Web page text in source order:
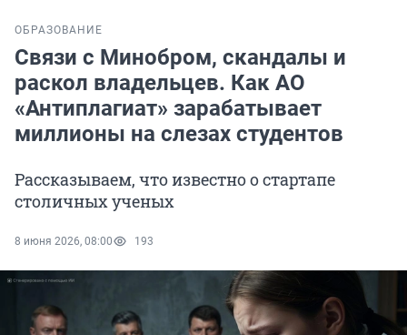
ОБРАЗОВАНИЕ
Связи с Минобром, скандалы и
раскол владельцев. Как АО
«Антиплагиат» зарабатывает
миллионы на слезах студентов
Рассказываем, что известно о стартапе
столичных ученых
8 июня 2026, 08:00 193